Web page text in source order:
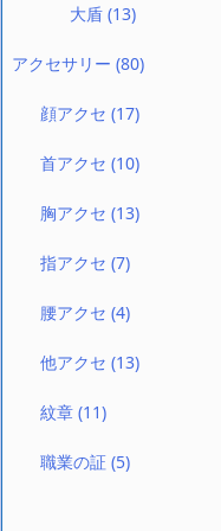
大盾 (13)
アクセサリー (80)
顔アクセ(17)
首アクセ(10)
胸アクセ(13)
指アクセ(7)
腰アクセ(4)
他アクセ(13)
紋章(11)
職業の証(5)